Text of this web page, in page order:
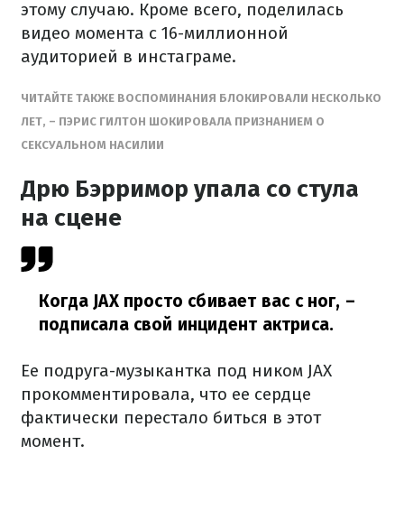
этому случаю. Кроме всего, поделилась
видео момента с 16-миллионной
аудиторией в инстаграме.
ЧИТАЙТЕ ТАКЖЕ ВОСПОМИНАНИЯ БЛОКИРОВАЛИ НЕСКОЛЬКО
ЛЕТ, – ПЭРИС ГИЛТОН ШОКИРОВАЛА ПРИЗНАНИЕМ О
СЕКСУАЛЬНОМ НАСИЛИИ
Дрю Бэрримор упала со стула
на сцене
Когда JAX просто сбивает вас с ног, –
подписала свой инцидент актриса.
Ее подруга-музыкантка под ником JAX
прокомментировала, что ее сердце
фактически перестало биться в этот
момент.